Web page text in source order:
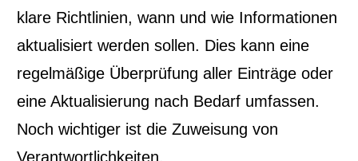
klare Richtlinien, wann und wie Informationen
aktualisiert werden sollen. Dies kann eine
regelmäßige Überprüfung aller Einträge oder
eine Aktualisierung nach Bedarf umfassen.
Noch wichtiger ist die Zuweisung von
Verantwortlichkeiten.